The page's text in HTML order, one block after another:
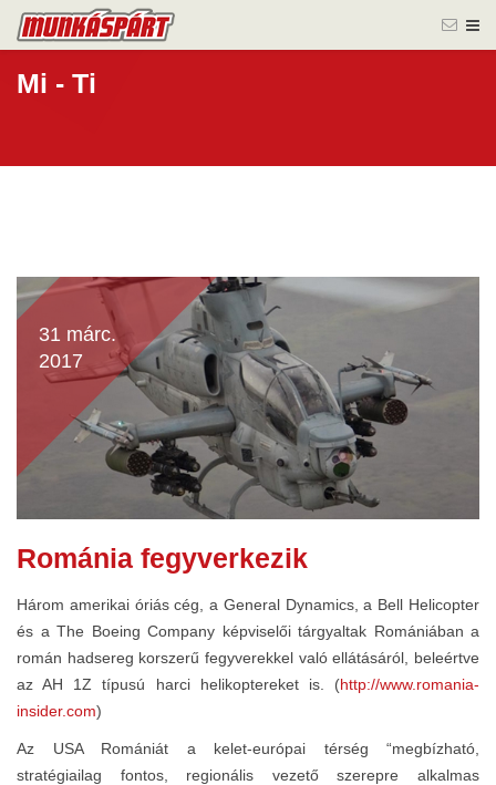
Mi - Ti
31 márc.
2017
Románia fegyverkezik
Három amerikai óriás cég, a General Dynamics, a Bell Helicopter
és a The Boeing Company képviselői tárgyaltak Romániában a
román hadsereg korszerű fegyverekkel való ellátásáról, beleértve
az AH 1Z típusú harci helikoptereket is. (http://www.romania-
insider.com)
Az USA Romániát a kelet-európai térség “megbízható,
stratégiailag fontos, regionális vezető szerepre alkalmas